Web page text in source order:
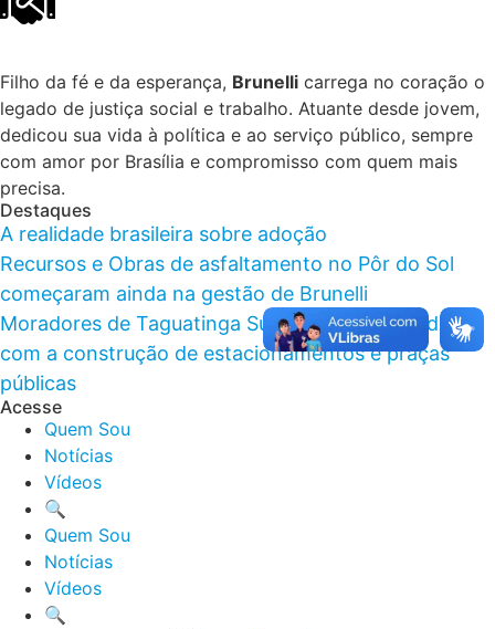
Filho da fé e da esperança, Brunelli carrega no coração o
legado de justiça social e trabalho. Atuante desde jovem,
dedicou sua vida à política e ao serviço público, sempre
com amor por Brasília e compromisso com quem mais
precisa.
Destaques
A realidade brasileira sobre adoção
Recursos e Obras de asfaltamento no Pôr do Sol
começaram ainda na gestão de Brunelli
Moradores de Taguatinga Sul foram beneficiados
com a construção de estacionamentos e praças
públicas
Acesse
Quem Sou
Notícias
Vídeos
🔍
Quem Sou
Notícias
Vídeos
🔍